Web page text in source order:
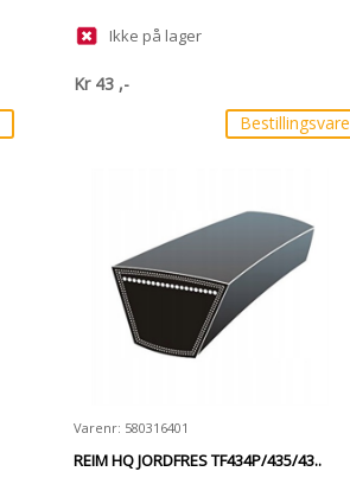
Ikke på lager
Kr 43 ,-
Bestillingsvare
Varenr: 580316401
REIM HQ JORDFRES TF434P/435/43..